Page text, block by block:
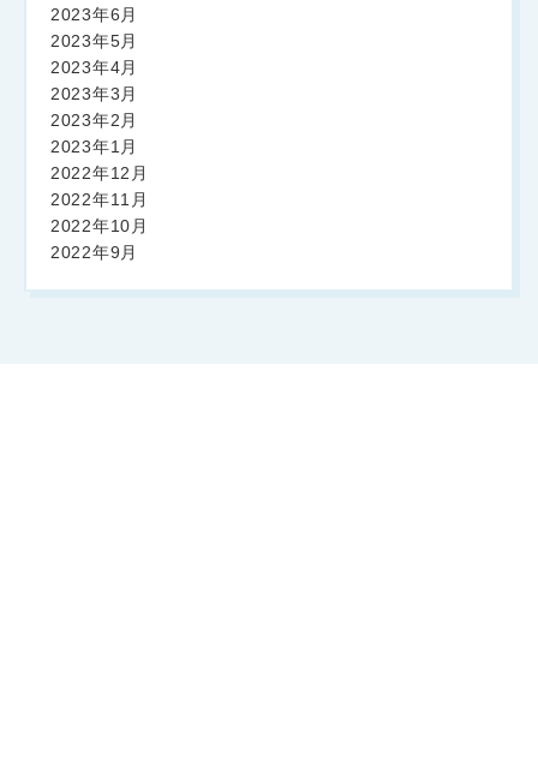
2023年6月
2023年5月
2023年4月
2023年3月
2023年2月
2023年1月
2022年12月
2022年11月
2022年10月
2022年9月